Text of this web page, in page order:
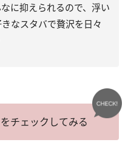
に抑えられるので、浮い
なスタバで贅沢を日々
チェックしてみる